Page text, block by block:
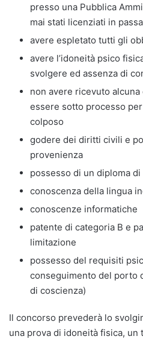
presso una Pubblica
mai stati licenziati in
avere espletato tutti gli
avere l’idoneità psico
svolgere ed assenza di
non avere ricevuto
essere sotto processo
colposo
godere dei diritti civili e
provenienza
possesso di un diploma
conoscenza della lingua
conoscenze informatiche
patente di categoria B e
limitazione
possesso del requisiti
conseguimento del porto
di coscienza)
Il concorso prevederà lo
una prova di idoneità fisica,